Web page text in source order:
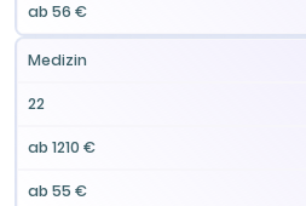
ab 56 €
Medizin
22
ab 1210 €
ab 55 €